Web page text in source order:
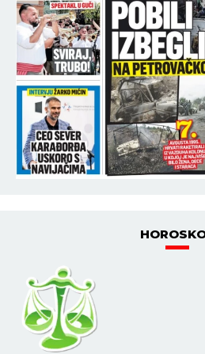
NESTAO MLADIĆ (28) KOD
pa potonuo u mulj!
09:48
"UMORNI SU, ALI NEĆE STATI
Oglasio se Dačić i pohvalio
stihijom
09:45
PRVA IZJAVA MAJE
ASMINOM: Ovo je čitava
DVE ZEMLJE ČEKA
evakuacija, stotine hiljada
POGLEDAJ SVE